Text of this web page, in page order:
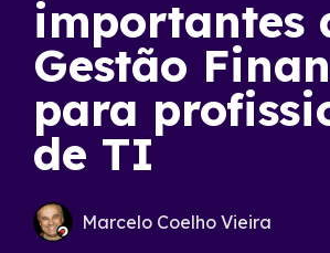
importantes
Gestão
para
de TI
Marcelo Coelho Vieira